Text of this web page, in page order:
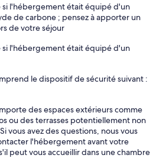
si l'hébergement était équipé d'un
de carbone ; pensez à apporter un
de votre séjour
si l'hébergement était équipé d'un
le dispositif de sécurité suivant :
des espaces extérieurs comme
ou des terrasses potentiellement non
vous avez des questions, nous vous
l'hébergement avant votre
peut vous accueillir dans une chambre